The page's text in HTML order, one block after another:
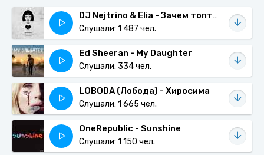
DJ Nejtrino & Elia - Зачем топтать мою любовь (Dance Mix)
Слушали: 1 487 чел.
Ed Sheeran - My Daughter
Слушали: 334 чел.
LOBODA (Лобода) - Хиросима
Слушали: 1 665 чел.
OneRepublic - Sunshine
Слушали: 1 150 чел.